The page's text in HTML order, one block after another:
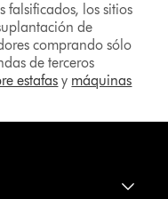
falsificados, los sitios
de
comprando sólo
de terceros
estafas y máquinas